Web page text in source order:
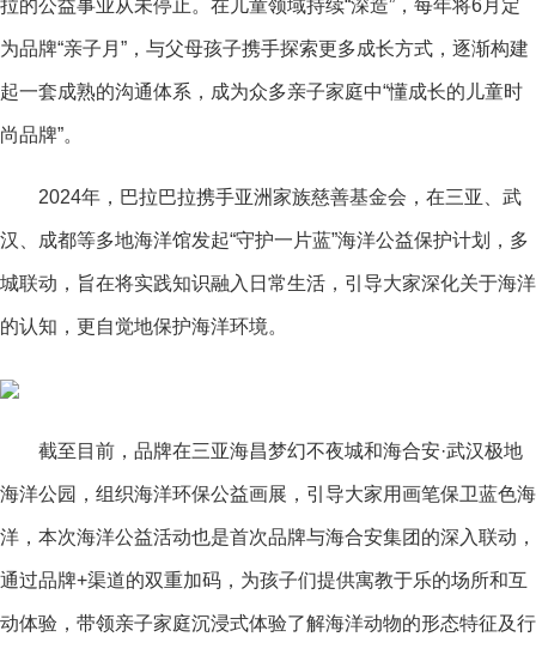
拉的公益事业从未停止。在儿童领域持续“深造”，每年将6月定
为品牌“亲子月”，与父母孩子携手探索更多成长方式，逐渐构建
起一套成熟的沟通体系，成为众多亲子家庭中“懂成长的儿童时
尚品牌”。
2024年，巴拉巴拉携手亚洲家族慈善基金会，在三亚、武
汉、成都等多地海洋馆发起“守护一片蓝”海洋公益保护计划，多
城联动，旨在将实践知识融入日常生活，引导大家深化关于海洋
的认知，更自觉地保护海洋环境。
截至目前，品牌在三亚海昌梦幻不夜城和海合安·武汉极地
海洋公园，组织海洋环保公益画展，引导大家用画笔保卫蓝色海
洋，本次海洋公益活动也是首次品牌与海合安集团的深入联动，
通过品牌+渠道的双重加码，为孩子们提供寓教于乐的场所和互
动体验，带领亲子家庭沉浸式体验了解海洋动物的形态特征及行